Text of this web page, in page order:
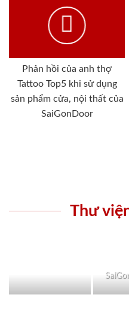
Phản hồi của anh thợ
Tattoo Top5 khi sử dụng
sản phẩm cửa, nội thất của
SaiGonDoor
Thư